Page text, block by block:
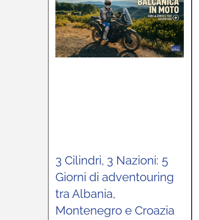
3 Cilindri, 3 Nazioni: 5
Giorni di adventouring
tra Albania,
Montenegro e Croazia